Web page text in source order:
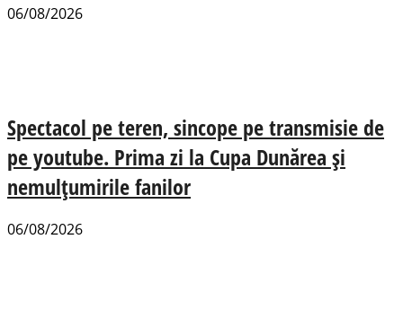
06/08/2026
Spectacol pe teren, sincope pe transmisie de
pe youtube. Prima zi la Cupa Dunărea și
nemulțumirile fanilor
06/08/2026